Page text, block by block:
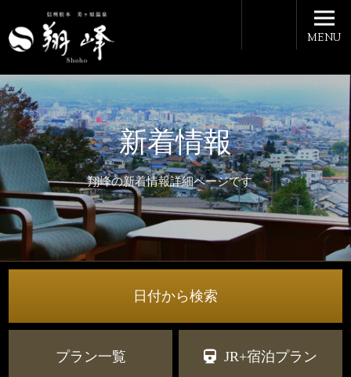
新着情報
翔峰の新着情報詳細ページです。
MENU
日付から検索
プラン一覧 JR+宿泊プラン